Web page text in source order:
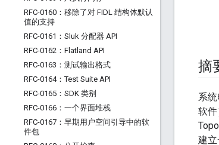
RFC-0160：移除了对 FIDL 结构体默认
值的支持
RFC-0161：Sluk 分配器 API
RFC-0162：Flatland API
RFC-0163：测试输出格式
RFC-0164：Test Suite API
RFC-0165：SDK 类别
RFC-0166：一个界面堆栈
RFC-0167：早期用户空间引导中的软
件包
摘
系
软
建立